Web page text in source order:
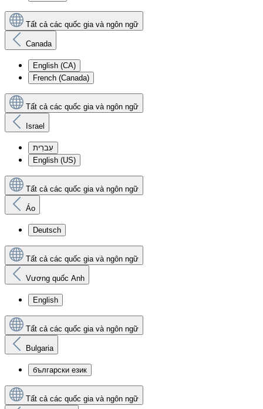
Tất cả các quốc gia và ngôn ngữ
Canada
English (CA)
French (Canada)
Tất cả các quốc gia và ngôn ngữ
Israel
עִברִית
English (US)
Tất cả các quốc gia và ngôn ngữ
Áo
Deutsch
Tất cả các quốc gia và ngôn ngữ
Vương quốc Anh
English
Tất cả các quốc gia và ngôn ngữ
Bulgaria
български език
Tất cả các quốc gia và ngôn ngữ